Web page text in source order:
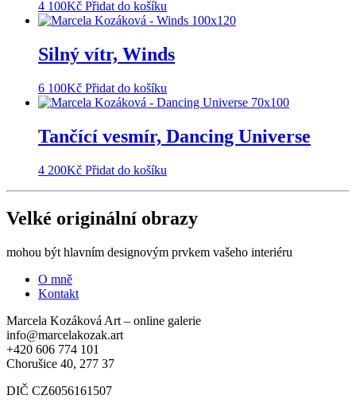
4 100Kč Přidat do košíku
Silný vítr, Winds
6 100Kč Přidat do košíku
Tančící vesmír, Dancing Universe
4 200Kč Přidat do košíku
Velké originální obrazy
mohou být hlavním designovým prvkem vašeho interiéru
O mně
Kontakt
Marcela Kozáková Art – online galerie
info@marcelakozak.art
+420 606 774 101
Chorušice 40, 277 37
DIČ CZ6056161507